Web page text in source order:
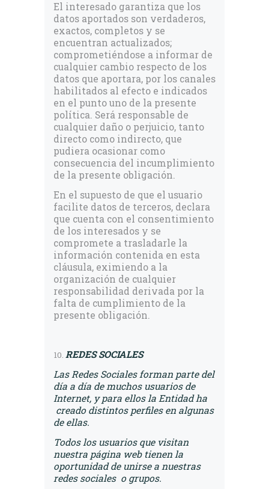
El interesado garantiza que los
datos aportados son verdaderos,
exactos, completos y se
encuentran actualizados;
comprometiéndose a informar de
cualquier cambio respecto de los
datos que aportara, por los canales
habilitados al efecto e indicados
en el punto uno de la presente
política. Será responsable de
cualquier daño o perjuicio, tanto
directo como indirecto, que
pudiera ocasionar como
consecuencia del incumplimiento
de la presente obligación.
En el supuesto de que el usuario
facilite datos de terceros, declara
que cuenta con el consentimiento
de los interesados y se
compromete a trasladarle la
información contenida en esta
cláusula, eximiendo a la
organización de cualquier
responsabilidad derivada por la
falta de cumplimiento de la
presente obligación.
REDES SOCIALES
Las Redes Sociales forman parte del
día a día de muchos usuarios de
Internet, y para ellos la Entidad ha
creado distintos perfiles en algunas
de ellas.
Todos los usuarios que visitan
nuestra página web tienen la
oportunidad de unirse a nuestras
redes sociales o grupos.